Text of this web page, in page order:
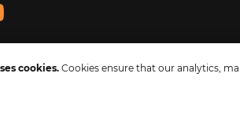
cookies. Cookies ensure that our analytics,